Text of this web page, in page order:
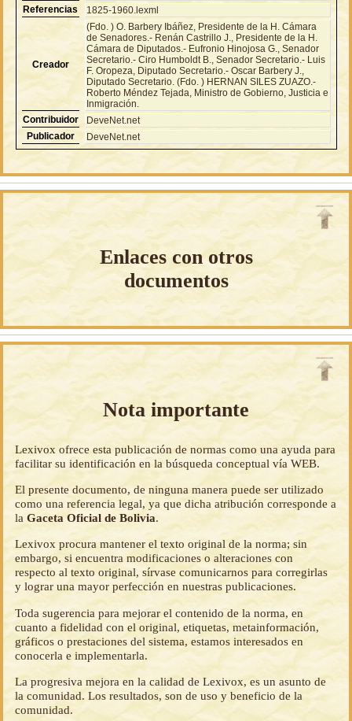
Referencias
1825-1960.lexml
Creador
(Fdo. ) O. Barbery Ibáñez, Presidente de la H. Cámara
de Senadores.- Renán Castrillo J., Presidente de la H.
Cámara de Diputados.- Eufronio Hinojosa G., Senador
Secretario.- Ciro Humboldt B., Senador Secretario.- Luis
F. Oropeza, Diputado Secretario.- Oscar Barbery J.,
Diputado Secretario. (Fdo. ) HERNAN SILES ZUAZO.-
Roberto Méndez Tejada, Ministro de Gobierno, Justicia e
Inmigración.
Contribuidor
DeveNet.net
Publicador
DeveNet.net
Enlaces con otros
documentos
Nota importante
Lexivox ofrece esta publicación de normas como una ayuda para
facilitar su identificación en la búsqueda conceptual vía WEB.
El presente documento, de ninguna manera puede ser utilizado
como una referencia legal, ya que dicha atribución corresponde a
laGaceta Oficial de Bolivia.
Lexivox procura mantener el texto original de la norma; sin
embargo, si encuentra modificaciones o alteraciones con
respecto al texto original, sírvase comunicarnos para corregirlas
y lograr una mayor perfección en nuestras publicaciones.
Toda sugerencia para mejorar el contenido de la norma, en
cuanto a fidelidad con el original, etiquetas, metainformación,
gráficos o prestaciones del sistema, estamos interesados en
conocerla e implementarla.
La progresiva mejora en la calidad de Lexivox, es un asunto de
la comunidad. Los resultados, son de uso y beneficio de la
comunidad.